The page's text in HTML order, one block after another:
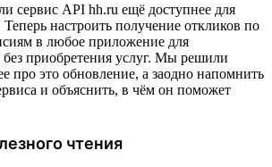
сервис API hh.ru ещё доступнее для
Теперь настроить получение откликов по
в любое приложение для
приобретения услуг. Мы решили
про это обновление, а заодно напомнить
и объяснить, в чём он поможет
чтения